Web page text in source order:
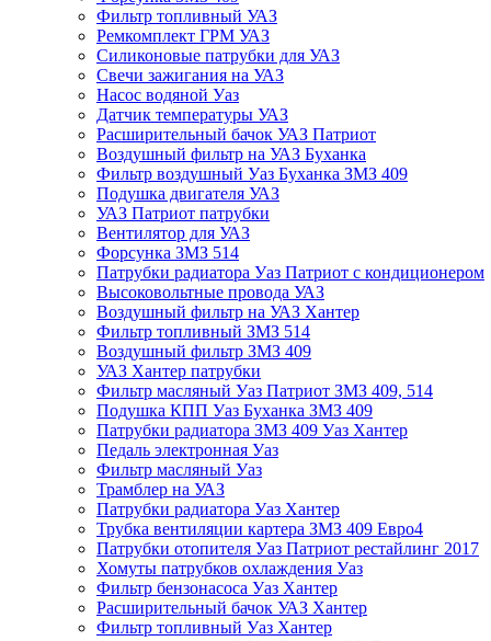
Фильтр топливный УАЗ
Ремкомплект ГРМ УАЗ
Силиконовые патрубки для УАЗ
Свечи зажигания на УАЗ
Насос водяной Уаз
Датчик температуры УАЗ
Расширительный бачок УАЗ Патриот
Воздушный фильтр на УАЗ Буханка
Фильтр воздушный Уаз Буханка ЗМЗ 409
Подушка двигателя УАЗ
УАЗ Патриот патрубки
Вентилятор для УАЗ
Форсунка ЗМЗ 514
Патрубки радиатора Уаз Патриот с кондиционером
Высоковольтные провода УАЗ
Воздушный фильтр на УАЗ Хантер
Фильтр топливный ЗМЗ 514
Воздушный фильтр ЗМЗ 409
УАЗ Хантер патрубки
Фильтр масляный Уаз Патриот ЗМЗ 409, 514
Подушка КПП Уаз Буханка ЗМЗ 409
Патрубки радиатора ЗМЗ 409 Уаз Хантер
Педаль электронная Уаз
Фильтр масляный Уаз
Трамблер на УАЗ
Патрубки радиатора Уаз Хантер
Трубка вентиляции картера ЗМЗ 409 Евро4
Патрубки отопителя Уаз Патриот рестайлинг 2017
Хомуты патрубков охлаждения Уаз
Фильтр бензонасоса Уаз Хантер
Расширительный бачок УАЗ Хантер
Фильтр топливный Уаз Хантер